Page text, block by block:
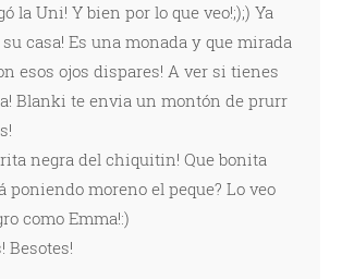
la Uni! Y bien por lo que veo!;);) Ya
casa! Es una monada y que mirada
esos ojos dispares! A ver si tienes
Blanki te envia un montón de prurr
negra del chiquitin! Que bonita
poniendo moreno el peque? Lo veo
como Emma!:)
Besotes!